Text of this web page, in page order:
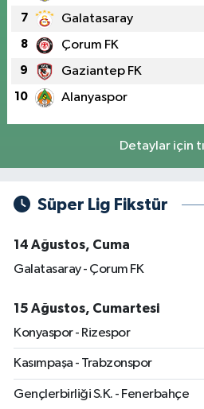
7 Galatasaray
8 Çorum FK
9 Gaziantep FK
10 Alanyaspor
Detaylar için
Süper Lig Fikstür
14 Ağustos, Cuma
Galatasaray - Çorum FK
15 Ağustos, Cumartesi
Konyaspor - Rizespor
Kasımpaşa - Trabzonspor
Gençlerbirliği S.K. - Fenerbahçe